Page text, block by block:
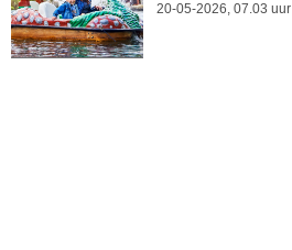
20-05-2026, 07.03 uur